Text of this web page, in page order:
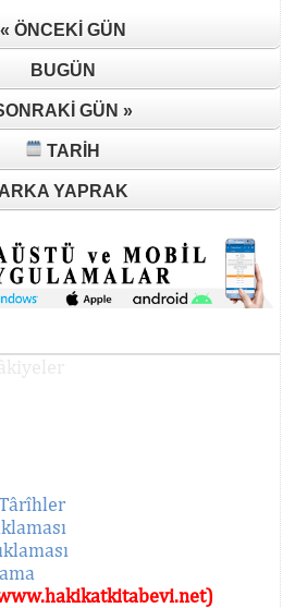
« ÖNCEKI GÜN
BUGÜN
GÜN »
TARIH
YAPRAK